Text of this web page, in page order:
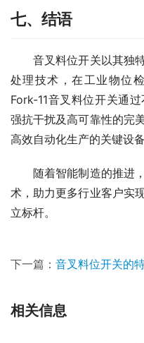
七、结语
音叉料位开关以其独特
处理技术，在工业物位
Fork-11音叉料位开关通
强抗干扰及高可靠性的完
高效自动化生产的关键设备
随着智能制造的推进，
术，助力更多行业客户实
立标杆。
下一篇： 音叉料位开关的
相关信息